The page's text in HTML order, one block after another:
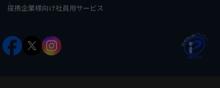
提携企業様向け社員用サービス